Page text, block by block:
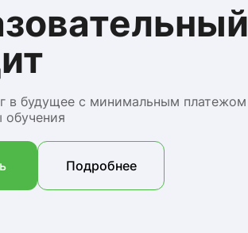
в будущее с минимальным платежом
обучения
Подробнее